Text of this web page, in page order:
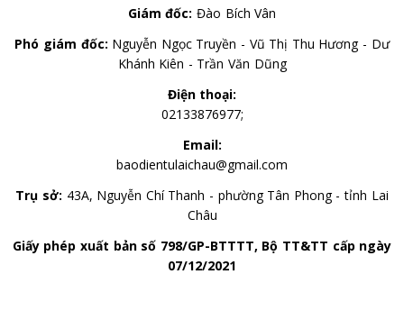
Giám đốc: Đào Bích Vân
Phó giám đốc: Nguyễn Ngọc Truyền - Vũ Thị Thu Hương - Dư
Khánh Kiên - Trần Văn Dũng
Điện thoại:
02133876977;
Email:
baodientulaichau@gmail.com
Trụ sở: 43A, Nguyễn Chí Thanh - phường Tân Phong - tỉnh Lai
Châu
Giấy phép xuất bản số 798/GP-BTTTT, Bộ TT&TT cấp ngày
07/12/2021